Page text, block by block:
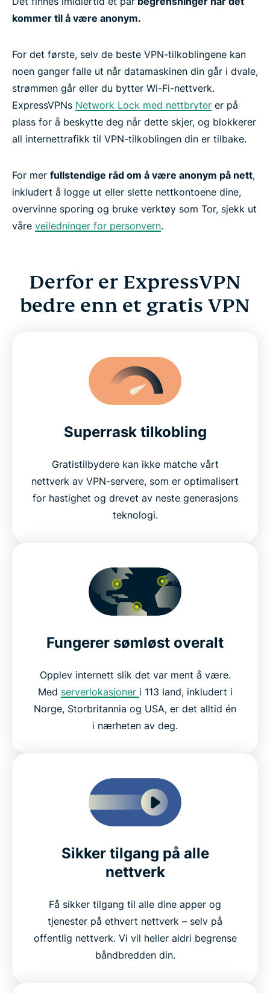
kommer til å være anonym.
For det første, selv de beste VPN-tilkoblingene kan
noen ganger falle ut når datamaskinen din går i dvale,
strømmen går eller du bytter Wi-Fi-nettverk.
ExpressVPNs Network Lock med nettbryter er på
plass for å beskytte deg når dette skjer, og blokkerer
all internettrafikk til VPN-tilkoblingen din er tilbake.
For mer fullstendige råd om å være anonym på nett,
inkludert å logge ut eller slette nettkontoene dine,
overvinne sporing og bruke verktøy som Tor, sjekk ut
våre veiledninger for personvern.
Derfor er ExpressVPN
bedre enn et gratis VPN
Superrask tilkobling
Gratistilbydere kan ikke matche vårt
nettverk av VPN-servere, som er optimalisert
for hastighet og drevet av neste generasjons
teknologi.
Fungerer sømløst overalt
Opplev internett slik det var ment å være.
Med serverlokasjoner i 113 land, inkludert i
Norge, Storbritannia og USA, er det alltid én
i nærheten av deg.
Sikker tilgang på alle
nettverk
Få sikker tilgang til alle dine apper og
tjenester på ethvert nettverk – selv på
offentlig nettverk. Vi vil heller aldri begrense
båndbredden din.